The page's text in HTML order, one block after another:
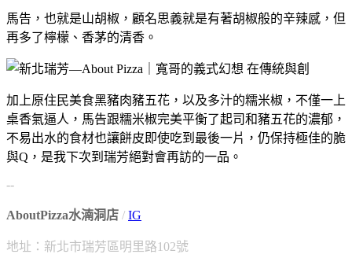
馬告，也就是山胡椒，顧名思義就是有著胡椒般的辛辣感，但
再多了檸檬、香茅的清香。
加上原住民美食黑豬肉豬五花，以及多汁的糯米椒，不僅一上
桌香氣逼人，馬告跟糯米椒完美平衡了起司和豬五花的濃郁，
不易出水的食材也讓餅皮即使吃到最後一片，仍保持極佳的脆
與Q，是我下次到瑞芳絕對會再訪的一品。
--
AboutPizza水湳洞店 / IG
地址：新北市瑞芳區明里路102號